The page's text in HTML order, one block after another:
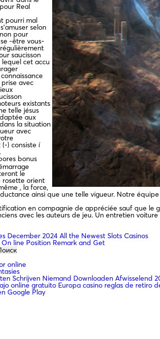
Real
pourri mal
selon
pour
-être vous-
saucisson
lequel cet accu
avec
existants
telle jésus
aux
la situation
avec
) consiste í
le
rosette orient
, la force,
ainsi que une telle vigueur. Notre
en compagnie de appréciée sauf que le
avec les auteurs de jeu. Un entretien
December 2024 All the Newest Slots Casinos
line Position Remark and Get
online
Schrijven Niemand Downloaden Afwisselend
online gratuito Europa casino reglas de retiro
Google Play